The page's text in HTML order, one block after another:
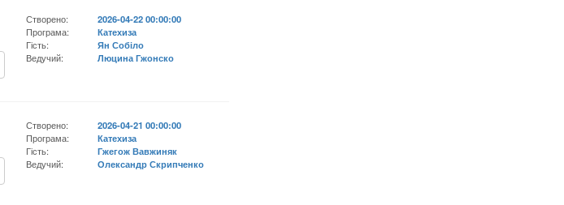
Створено:
2026-04-22 00:00:00
Програма:
Катехиза
Гість:
Ян Собіло
Ведучий:
Люцина Гжонско
Створено:
2026-04-21 00:00:00
Програма:
Катехиза
Гість:
Гжегож Вавжиняк
Ведучий:
Олександр Скрипченко